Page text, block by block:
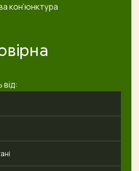
кон’юнктура